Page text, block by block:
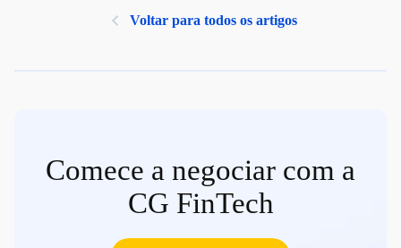
Voltar para todos os artigos
Comece a negociar com a
CG FinTech